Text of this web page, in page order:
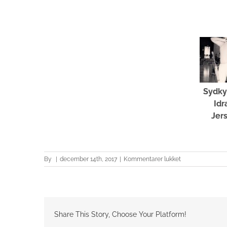
By december 14th, 2017 Kommentarer lukkettil
Sydkystens
Share This Story, Choose Your Platform!